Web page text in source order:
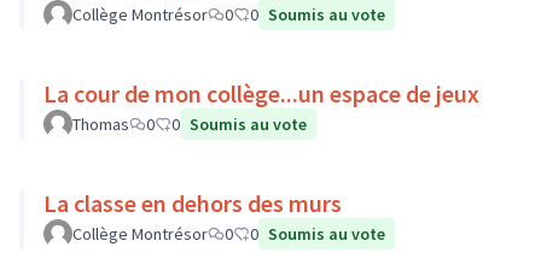
Collège Montrésor 0 0 Soumis au vote
La cour de mon collège...un espace de jeux
Thomas 0 0 Soumis au vote
La classe en dehors des murs
Collège Montrésor 0 0 Soumis au vote